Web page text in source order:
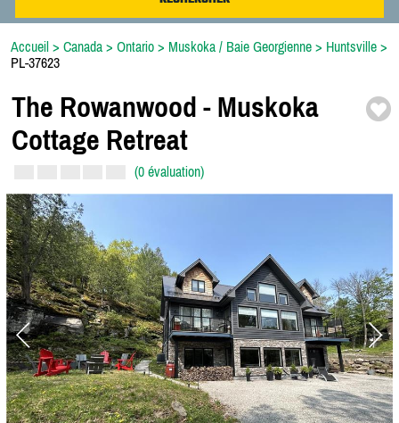
Accueil > Canada > Ontario > Muskoka / Baie Georgienne > Huntsville >
PL-37623
The Rowanwood - Muskoka
Cottage Retreat
(0 évaluation)